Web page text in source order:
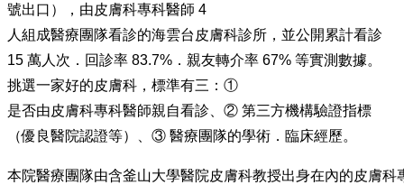
號出口），由皮膚科專科醫師 4
人組成醫療團隊看診的海雲台皮膚科診所，並公開累計看診
15 萬人次．回診率 83.7%．親友轉介率 67% 等實測數據。
挑選一家好的皮膚科，標準有三：①
是否由皮膚科專科醫師親自看診、② 第三方機構驗證指標
（優良醫院認證等）、③ 醫療團隊的學術．臨床經歷。
本院醫療團隊由含釜山大學醫院皮膚科教授出身在內的皮膚科